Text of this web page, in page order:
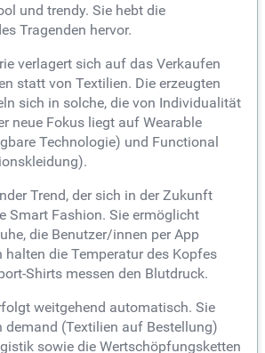
und trendy. Sie hebt die
Tragenden hervor.
verlagert sich auf das Verkaufen
statt von Textilien. Die erzeugten
sich in solche, die von Individualität
neue Fokus liegt auf Wearable
Technologie) und Functional
Trend, der sich in der Zukunft
Smart Fashion. Sie ermöglicht
die Benutzer/innen per App
halten die Temperatur des Kopfes
Shirts messen den Blutdruck.
weitgehend automatisch. Sie
demand (Textilien auf Bestellung)
sowie die Wertschöpfungsketten